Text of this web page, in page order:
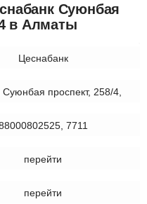
Суюнбая
в Алматы
Цеснабанк
проспект, 258/4,
7711
перейти
перейти